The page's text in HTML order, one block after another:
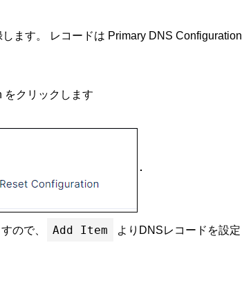
ます。 レコードは Primary DNS Configuration
をクリックします
ので、 Add Item
よりDNSレコードを設定